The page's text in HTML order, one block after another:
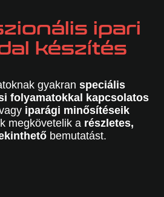
ipari
készítés
gyakran speciális
folyamatokkal kapcsolatos
iparági minősítéseik
megkövetelik a részletes,
bemutatást.